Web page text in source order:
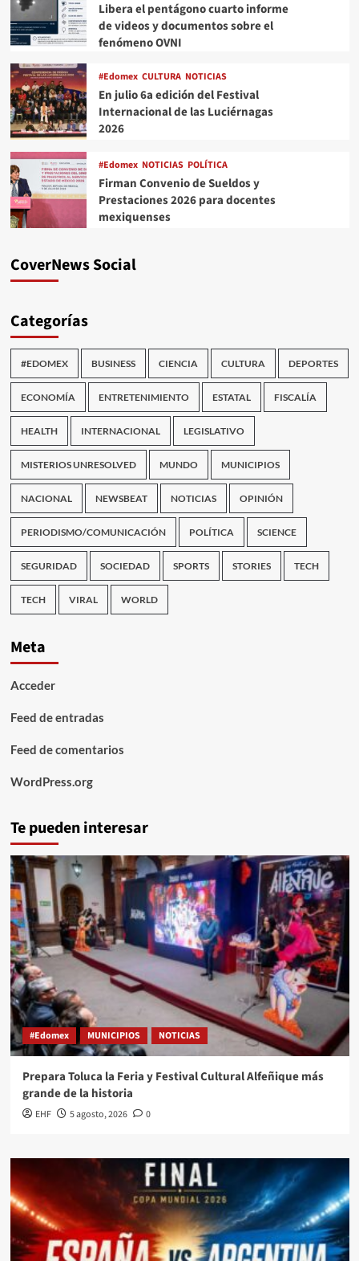
Libera el pentágono cuarto informe
de videos y documentos sobre el
fenómeno OVNI
#Edomex CULTURA NOTICIAS
En julio 6a edición del Festival
Internacional de las Luciérnagas
2026
#Edomex NOTICIAS POLÍTICA
Firman Convenio de Sueldos y
Prestaciones 2026 para docentes
mexiquenses
CoverNews Social
Categorías
#EDOMEX BUSINESS CIENCIA CULTURA DEPORTES
ECONOMÍA ENTRETENIMIENTO ESTATAL FISCALÍA
HEALTH INTERNACIONAL LEGISLATIVO
MISTERIOS UNRESOLVED MUNDO MUNICIPIOS
NACIONAL NEWSBEAT NOTICIAS OPINIÓN
PERIODISMO/COMUNICACIÓN POLÍTICA SCIENCE
SEGURIDAD SOCIEDAD SPORTS STORIES TECH
TECH VIRAL WORLD
Meta
Acceder
Feed de entradas
Feed de comentarios
WordPress.org
Te pueden interesar
#Edomex MUNICIPIOS NOTICIAS
Prepara Toluca la Feria y Festival Cultural Alfeñique más
grande de la historia
EHF 5 agosto, 2026 0